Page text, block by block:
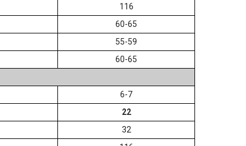
116
60-65
55-59
60-65
6-7
22
32